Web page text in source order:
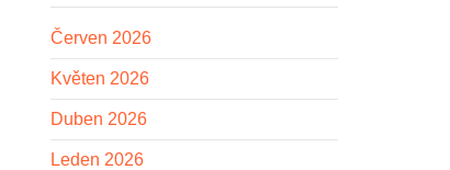
Červen 2026
Květen 2026
Duben 2026
Leden 2026